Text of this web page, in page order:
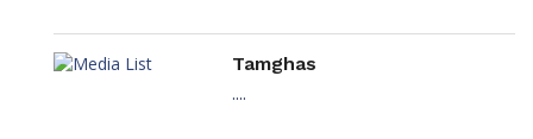
Tamghas
....